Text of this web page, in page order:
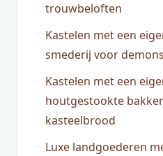
trouwbeloften
Kastelen met een
smederij voor
Kastelen met een
houtgestookte
kasteelbrood
Luxe landgoederen